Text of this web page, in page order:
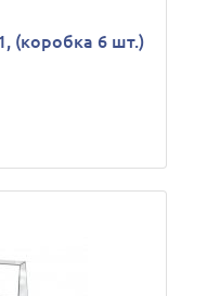
(коробка 6 шт.)